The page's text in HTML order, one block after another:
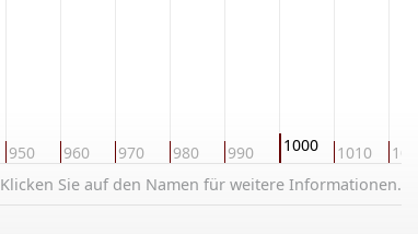
950 960 970 980 990 1000 1010
Klicken Sie auf den Namen für weitere Informationen.